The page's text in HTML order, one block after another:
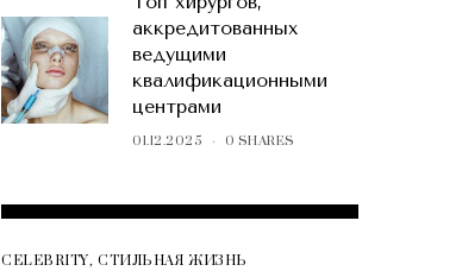
аккредитованных
ведущими
квалификационными
центрами
01.12.2025 0 SHARES
CELEBRITY,СТИЛЬНАЯ ЖИЗНЬ